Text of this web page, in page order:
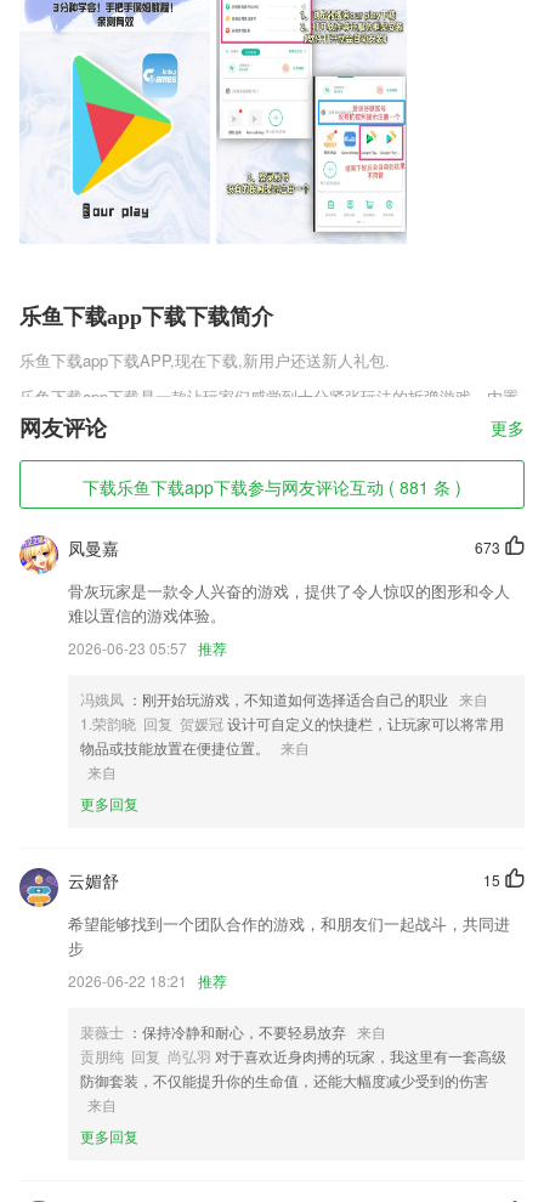
乐鱼下载app下载下载简介
乐鱼下载app下载APP,现在下载,新用户还送新人礼包.
乐鱼下载app下载是一款让玩家们感觉到十分紧张玩法的拆弹游戏，内置
复杂的炸弹等你去进行疯狂操作，通过自身的设计可以让你掌握到海量的
知识点，内容含括了六十个关卡，很多模组等你去进行挑战，以最简单的
方式可瞬间进行拆除，极限的烧脑挑战可得到额外提升。
乐鱼下载app下载软件特色
1,优质课程限时免费，课程任务简单清晰，
2,极快完美转换；
3,有各种需求都可以发布在这里，有需求的朋友一查就知道了。
4,可提供全国各省疾控预防控制中心冷链监测平台接入服务。
5,【清晰度高】
6,作为持牌的三方支付权威机构，银联认证，安全有保障
乐鱼下载app下载软件优势
1.《大学》、《中庸》、《老子》、《庄子》、《孝经》、《弟子规》、
2.最好的学习模式推荐，不同课程可以满足你需求；
3.个性配课——根据学员基础，平台智能推荐合适的班课组合
4.电力科普
5.：字词听写在线测试，检测你的学习成果，循序渐进、由浅入深，学练
6.英汉、汉英词典都支持，同时适用性强，还可以收藏重要单词，方便随
时复习；
乐鱼下载app下载更新了什么?
新增拍照卡点功能；
网友评论 更多
下载乐鱼下载app下载参与网友评论互动 ( 881 条 )
673
凤曼嘉
骨灰玩家是一款令人兴奋的游戏，提供了令人惊叹的图形和令人
难以置信的游戏体验。
2026-06-23 05:57 推荐
冯娥凤 ：刚开始玩游戏，不知道如何选择适合自己的职业 来自
1.荣韵晓 回复 贺媛冠设计可自定义的快捷栏，让玩家可以将常用
物品或技能放置在便捷位置。
来自
来自
更多回复
15
云媚舒
希望能够找到一个团队合作的游戏，和朋友们一起战斗，共同进
步
2026-06-22 18:21 推荐
裴薇士 ：保持冷静和耐心，不要轻易放弃 来自
贡朋纯 回复 尚弘羽 对于喜欢近身肉搏的玩家，我这里有一套高级
防御套装，不仅能提升你的生命值，还能大幅度减少受到的伤害
来自
更多回复